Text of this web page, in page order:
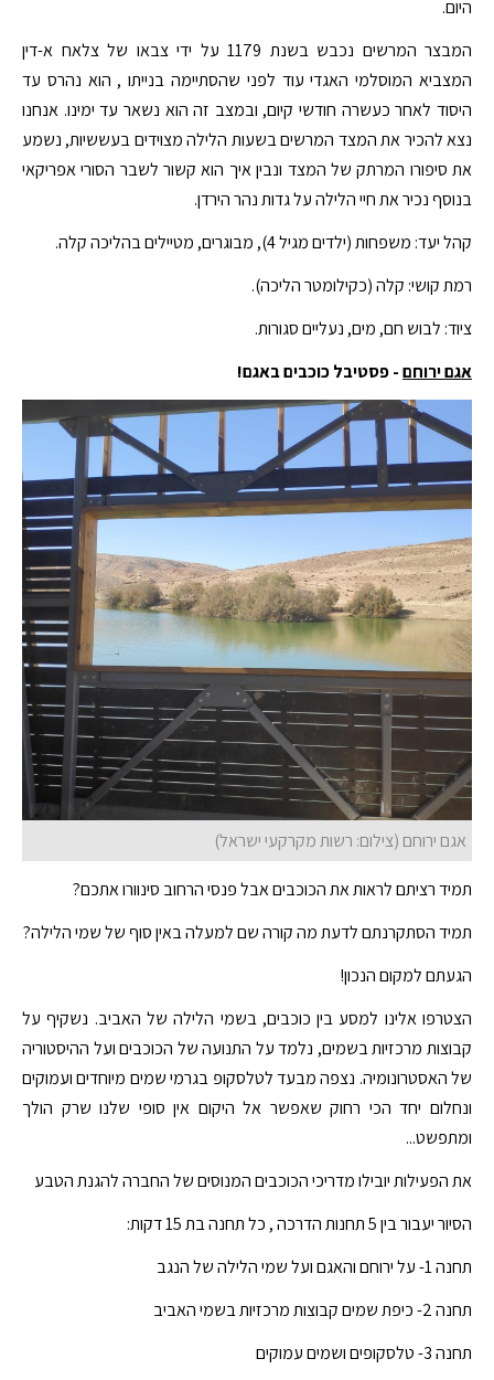
היום.
המבצר המרשים נכבש בשנת 1179 על ידי צבאו של צלאח א-דין
המצביא המוסלמי האגדי עוד לפני שהסתיימה בנייתו , הוא נהרס עד
היסוד לאחר כעשרה חודשי קיום, ובמצב זה הוא נשאר עד ימינו. אנחנו
נצא להכיר את המצד המרשים בשעות הלילה מצוידים בעששיות, נשמע
את סיפורו המרתק של המצד ונבין איך הוא קשור לשבר הסורי אפריקאי
בנוסף נכיר את חיי הלילה על גדות נהר הירדן.
קהל יעד: משפחות (ילדים מגיל 4), מבוגרים, מטיילים בהליכה קלה.
רמת קושי: קלה (כקילומטר הליכה).
ציוד: לבוש חם, מים, נעליים סגורות.
אגם ירוחם- פסטיבל כוכבים באגם!
אגם ירוחם (צילום: רשות מקרקעי ישראל)
תמיד רציתם לראות את הכוכבים אבל פנסי הרחוב סינוורו אתכם?
תמיד הסתקרנתם לדעת מה קורה שם למעלה באין סוף של שמי הלילה?
הגעתם למקום הנכון!
הצטרפו אלינו למסע בין כוכבים, בשמי הלילה של האביב. נשקיף על
קבוצות מרכזיות בשמים, נלמד על התנועה של הכוכבים ועל ההיסטוריה
של האסטרונומיה. נצפה מבעד לטלסקופ בגרמי שמים מיוחדים ועמוקים
ונחלום יחד הכי רחוק שאפשר אל היקום אין סופי שלנו שרק הולך
ומתפשט...
את הפעילות יובילו מדריכי הכוכבים המנוסים של החברה להגנת הטבע
הסיור יעבור בין 5 תחנות הדרכה , כל תחנה בת 15 דקות:
תחנה 1- על ירוחם והאגם ועל שמי הלילה של הנגב
תחנה 2- כיפת שמים קבוצות מרכזיות בשמי האביב
תחנה 3- טלסקופים ושמים עמוקים